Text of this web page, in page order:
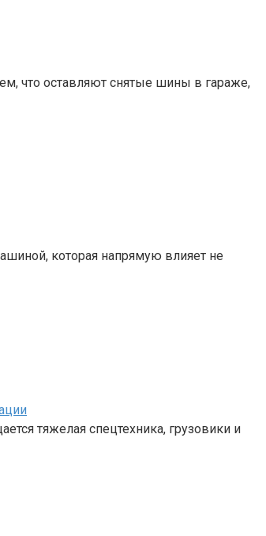
что оставляют снятые шины в гараже,
которая напрямую влияет не
тяжелая спецтехника, грузовики и